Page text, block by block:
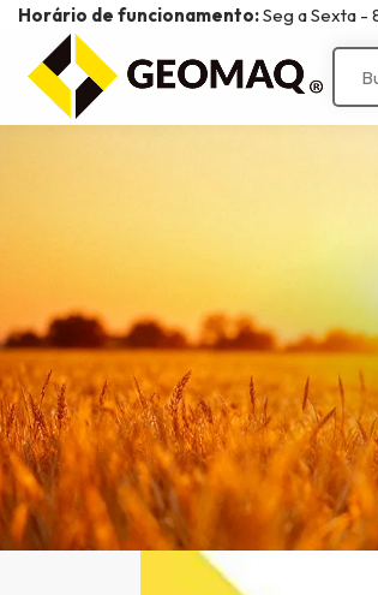
Horário de funcionamento:Seg a Sexta -
Linha Canavieira
Linha Implementos
Agrícolas